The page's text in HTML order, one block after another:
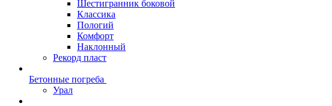
Шестигранник боковой
Классика
Пологий
Комфорт
Наклонный
Рекорд пласт
Бетонные погреба
Урал